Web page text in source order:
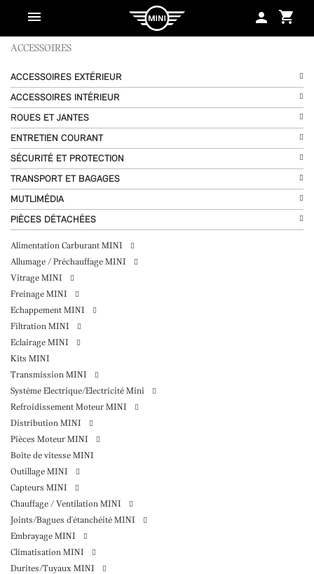
shopping_cart
person
ACCESSOIRES
ACCESSOIRES EXTÉRIEUR
ACCESSOIRES INTÉRIEUR
ROUES ET JANTES
ENTRETIEN COURANT
SÉCURITÉ ET PROTECTION
TRANSPORT ET BAGAGES
MUTLIMÉDIA
PIÈCES DÉTACHÉES
Alimentation Carburant MINI
Allumage / Préchauffage MINI
Vitrage MINI
Freinage MINI
Echappement MINI
Filtration MINI
Eclairage MINI
Kits MINI
Transmission MINI
Système Electrique/Electricité Mini
Refroidissement Moteur MINI
Distribution MINI
Pièces Moteur MINI
Boîte de vitesse MINI
Outillage MINI
Capteurs MINI
Chauffage / Ventilation MINI
Joints/Bagues d'étanchéité MINI
Embrayage MINI
Climatisation MINI
Durites/Tuyaux MINI